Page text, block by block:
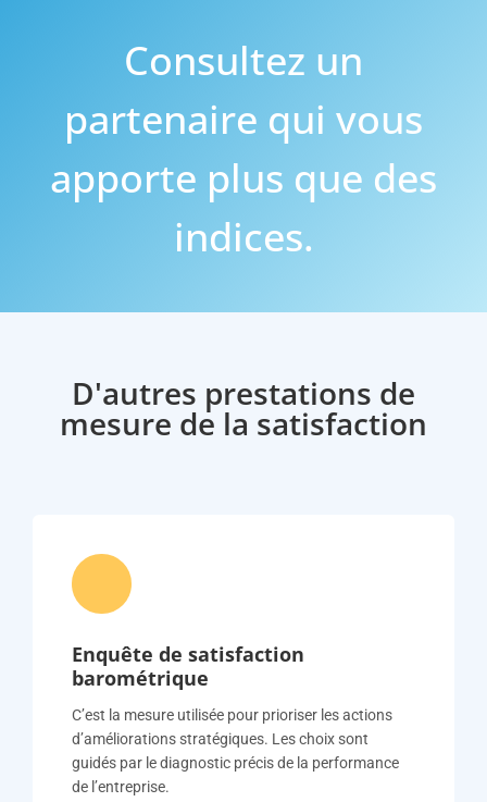
Consultez un
partenaire qui vous
apporte plus que des
indices.
D'autres prestations de
mesure de la satisfaction
Enquête de satisfaction
barométrique
C’est la mesure utilisée pour prioriser les actions
d’améliorations stratégiques. Les choix sont
guidés par le diagnostic précis de la performance
de l’entreprise.